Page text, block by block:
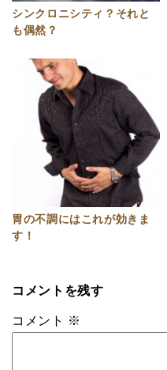
シンクロニシティ？それと
も偶然？
胃の不調にはこれが効きま
す！
コメントを残す
コメント ※